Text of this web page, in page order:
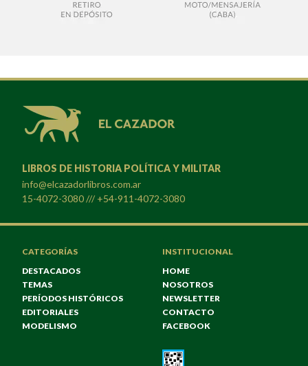
LIBROS DE HISTORIA POLÍTICA Y MILITAR
info@elcazadorlibros.com.ar
15-4072-3080 /// +54-911-4072-3080
CATEGORÍAS
DESTACADOS
TEMAS
PERÍODOS HISTÓRICOS
EDITORIALES
MODELISMO
INSTITUCIONAL
HOME
NOSOTROS
NEWSLETTER
CONTACTO
FACEBOOK